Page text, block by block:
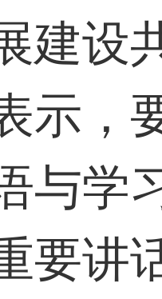
建设
示，
与学
要讲